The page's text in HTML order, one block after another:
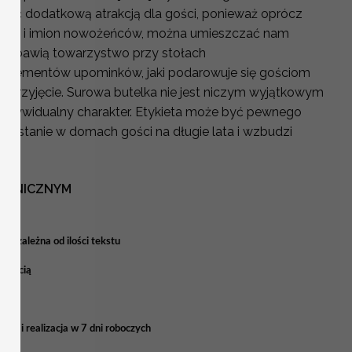
dodatkową atrakcją dla gości, ponieważ oprócz
i imion nowożeńców, można umieszczać nam
towarzystwo przy stołach
elementów upominków, jaki podarowuje się gościom
przyjęcie. Surowa butelka nie jest niczym wyjątkowym
charakter. Etykieta może być pewnego
w domach gości na długie lata i wzbudzi
zależna od ilości tekstu
i realizacja w 7 dni roboczych